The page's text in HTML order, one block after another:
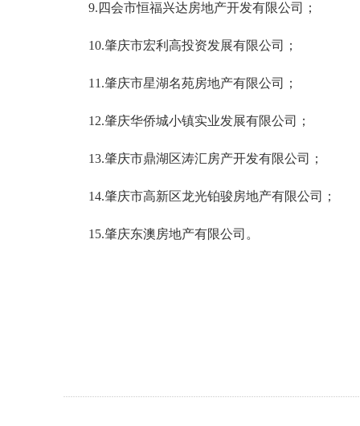
9.四会市恒福兴达房地产开发有限公司；
10.肇庆市宏利高投资发展有限公司；
11.肇庆市星湖名苑房地产有限公司；
12.肇庆华侨城小镇实业发展有限公司；
13.肇庆市鼎湖区涛汇房产开发有限公司；
14.肇庆市高新区龙光铂骏房地产有限公司；
15.肇庆东澳房地产有限公司。